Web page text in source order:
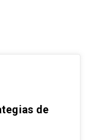
de